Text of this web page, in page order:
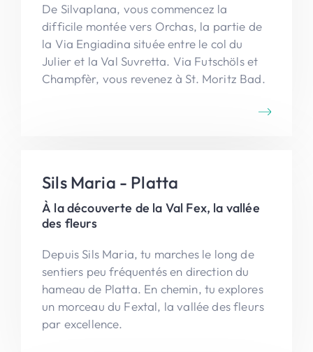
De Silvaplana, vous commencez la
difficile montée vers Orchas, la partie de
la Via Engiadina située entre le col du
Julier et la Val Suvretta. Via Futschöls et
Champfèr, vous revenez à St. Moritz Bad.
Sils Maria - Platta
À la découverte de la Val Fex, la vallée
des fleurs
Depuis Sils Maria, tu marches le long de
sentiers peu fréquentés en direction du
hameau de Platta. En chemin, tu explores
un morceau du Fextal, la vallée des fleurs
par excellence.